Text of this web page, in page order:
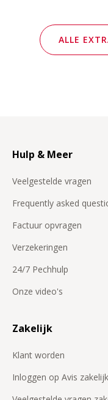
ALLE
Hulp & Meer
Veelgestelde vragen
Frequently asked
Factuur opvragen
Verzekeringen
24/7 Pechhulp
Onze video's
Zakelijk
Klant worden
Inloggen op Avis zakelijk